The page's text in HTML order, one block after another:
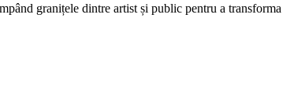
granițele dintre artist și public pentru a transforma